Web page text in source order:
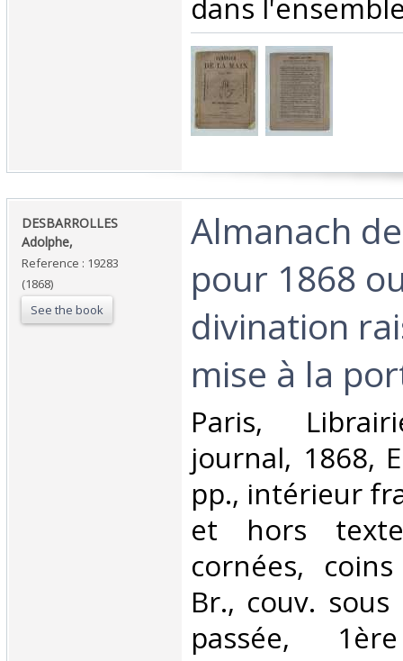
dans
‎DESBARROLLES
Adolphe,‎
Reference : 19283
(1868)
See the book
‎Almanach
pour 1868
divination
mise à la
‎Paris,
journal, 1868,
pp., intérieur
et hors
cornées,
Br., couv.
passée,